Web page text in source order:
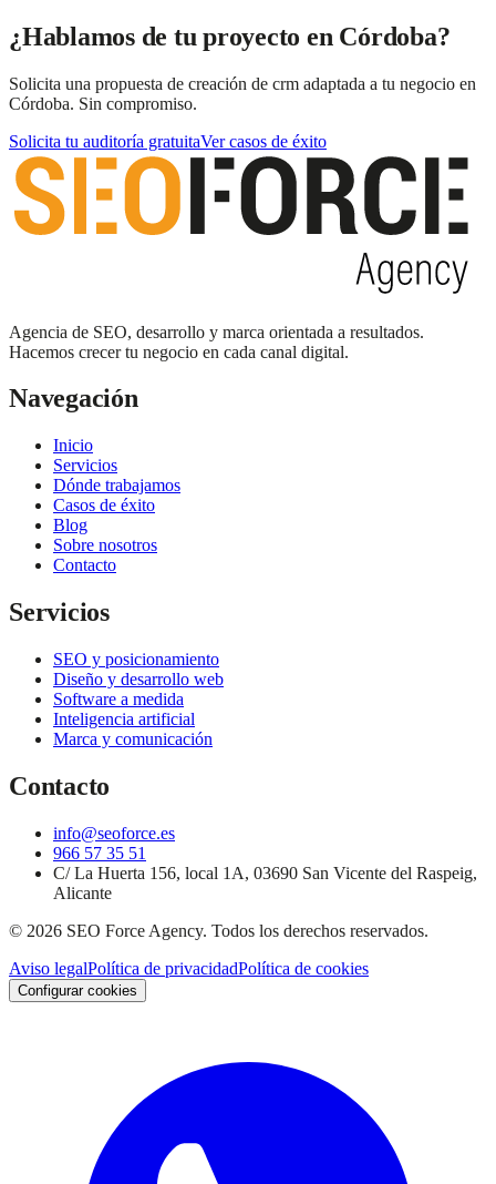
¿Hablamos de tu proyecto en Córdoba?
Solicita una propuesta de creación de crm adaptada a tu negocio en
Córdoba. Sin compromiso.
Solicita tu auditoría gratuitaVer casos de éxito
Agencia de SEO, desarrollo y marca orientada a resultados.
Hacemos crecer tu negocio en cada canal digital.
Navegación
Inicio
Servicios
Dónde trabajamos
Casos de éxito
Blog
Sobre nosotros
Contacto
Servicios
SEO y posicionamiento
Diseño y desarrollo web
Software a medida
Inteligencia artificial
Marca y comunicación
Contacto
info@seoforce.es
966 57 35 51
C/ La Huerta 156, local 1A, 03690 San Vicente del Raspeig,
Alicante
© 2026 SEO Force Agency. Todos los derechos reservados.
Aviso legalPolítica de privacidadPolítica de cookies
Configurar cookies